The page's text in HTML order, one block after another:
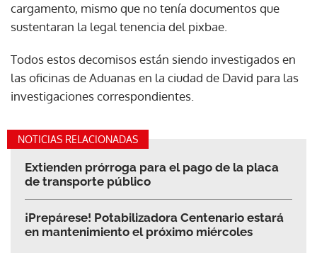
cargamento, mismo que no tenía documentos que
sustentaran la legal tenencia del pixbae.
Todos estos decomisos están siendo investigados en
las oficinas de Aduanas en la ciudad de David para las
investigaciones correspondientes.
NOTICIAS RELACIONADAS
Extienden prórroga para el pago de la placa
de transporte público
¡Prepárese! Potabilizadora Centenario estará
en mantenimiento el próximo miércoles